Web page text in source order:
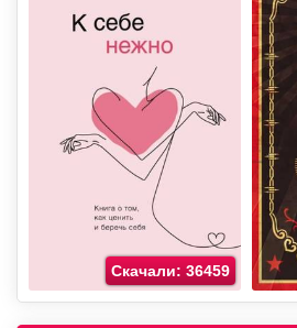
Скачали: 36459